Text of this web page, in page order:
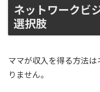
ネットワークビ
選択肢
ママが収入を得る方法
りません。